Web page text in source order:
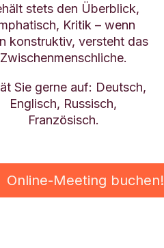
stets den Überblick,
Kritik – wenn
konstruktiv, versteht das
Zwischenmenschliche.
Sie gerne auf: Deutsch,
Englisch, Russisch,
Französisch.
Online-Meeting buchen!